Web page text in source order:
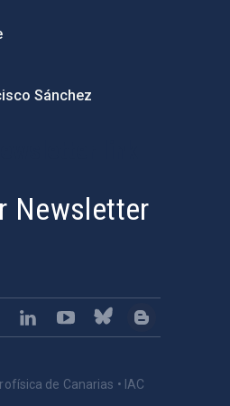
Sánchez
Newsletter
de Canarias • IAC